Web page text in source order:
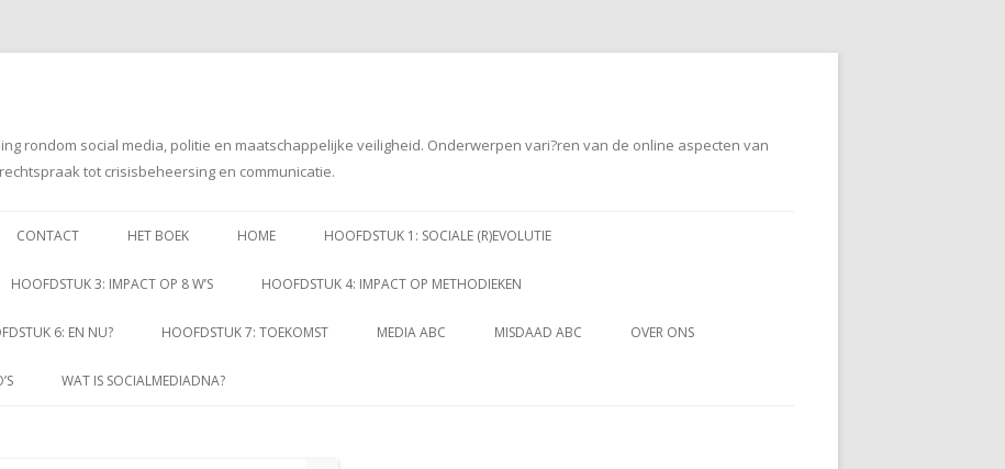
rondom social media, politie en maatschappelijke veiligheid. Onderwerpen vari?ren van de online aspecten van
tot crisisbeheersing en communicatie.
naar
CONTACT HET BOEK HOME HOOFDSTUK 1: SOCIALE (R)EVOLUTIE
HOOFDSTUK 3: IMPACT OP 8 W’S HOOFDSTUK 4: IMPACT OP METHODIEKEN
6: EN NU? HOOFDSTUK 7: TOEKOMST MEDIA ABC MISDAAD ABC OVER ONS
WAT IS SOCIALMEDIADNA?